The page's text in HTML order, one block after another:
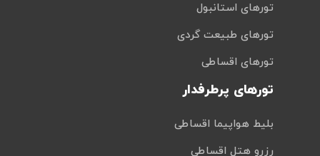
تورهای استانبول
تورهای طبیعت گردی
تورهای اقساطی
تورهای پرطرفدار
بلیط هواپیما اقساطی
رزرو هتل اقساطی